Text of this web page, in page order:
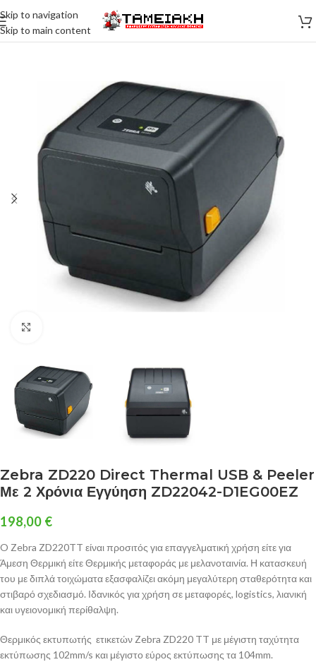
Skip to navigation
Skip to main content
Zebra ZD220 Direct Thermal USB & Peeler
Με 2 Χρόνια Εγγύηση ZD22042-D1EG00EZ
198,00 €
O Zebra ZD220TT είναι προσιτός για επαγγελματική χρήση είτε για
Άμεση Θερμική είτε Θερμικής μεταφοράς με μελανοταινία. Η κατασκευή
του με διπλά τοιχώματα εξασφαλίζει ακόμη μεγαλύτερη σταθερότητα και
στιβαρό σχεδιασμό. Ιδανικός για χρήση σε μεταφορές, logistics, λιανική
και υγειονομική περίθαλψη.
Θερμικός εκτυπωτής ετικετών Zebra ZD220 TT με μέγιστη ταχύτητα
εκτύπωσης 102mm/s και μέγιστο εύρος εκτύπωσης τα 104mm.